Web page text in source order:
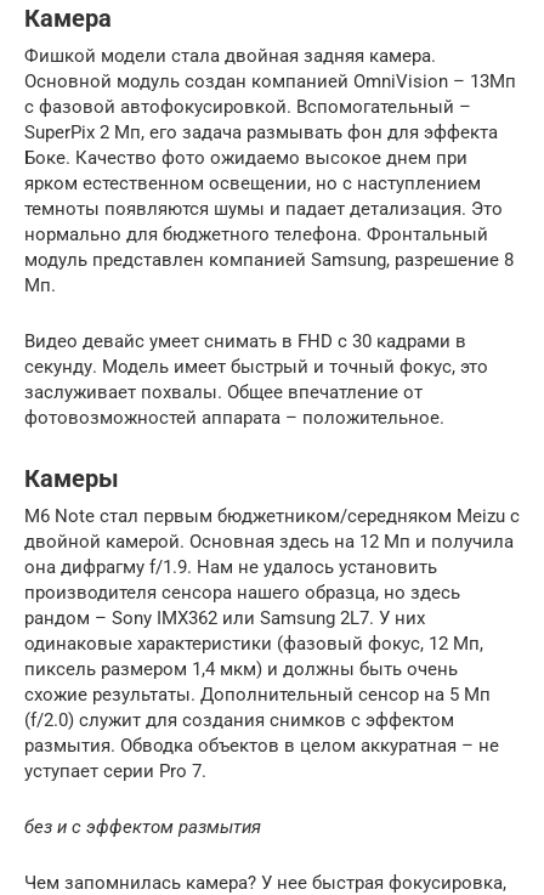
Камера
Фишкой модели стала двойная задняя камера.
Основной модуль создан компанией OmniVision – 13Мп
с фазовой автофокусировкой. Вспомогательный –
SuperPix 2 Мп, его задача размывать фон для эффекта
Боке. Качество фото ожидаемо высокое днем при
ярком естественном освещении, но с наступлением
темноты появляются шумы и падает детализация. Это
нормально для бюджетного телефона. Фронтальный
модуль представлен компанией Samsung, разрешение 8
Мп.
Видео девайс умеет снимать в FHD с 30 кадрами в
секунду. Модель имеет быстрый и точный фокус, это
заслуживает похвалы. Общее впечатление от
фотовозможностей аппарата – положительное.
Камеры
M6 Note стал первым бюджетником/середняком Meizu с
двойной камерой. Основная здесь на 12 Мп и получила
она дифрагму f/1.9. Нам не удалось установить
производителя сенсора нашего образца, но здесь
рандом – Sony IMX362 или Samsung 2L7. У них
одинаковые характеристики (фазовый фокус, 12 Мп,
пиксель размером 1,4 мкм) и должны быть очень
схожие результаты. Дополнительный сенсор на 5 Мп
(f/2.0) служит для создания снимков с эффектом
размытия. Обводка объектов в целом аккуратная – не
уступает серии Pro 7.
без и с эффектом размытия
Чем запомнилась камера? У нее быстрая фокусировка,